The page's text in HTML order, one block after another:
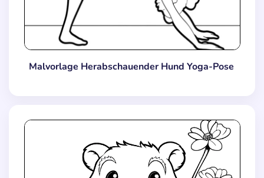
Malvorlage Herabschauender Hund Yoga-Pose